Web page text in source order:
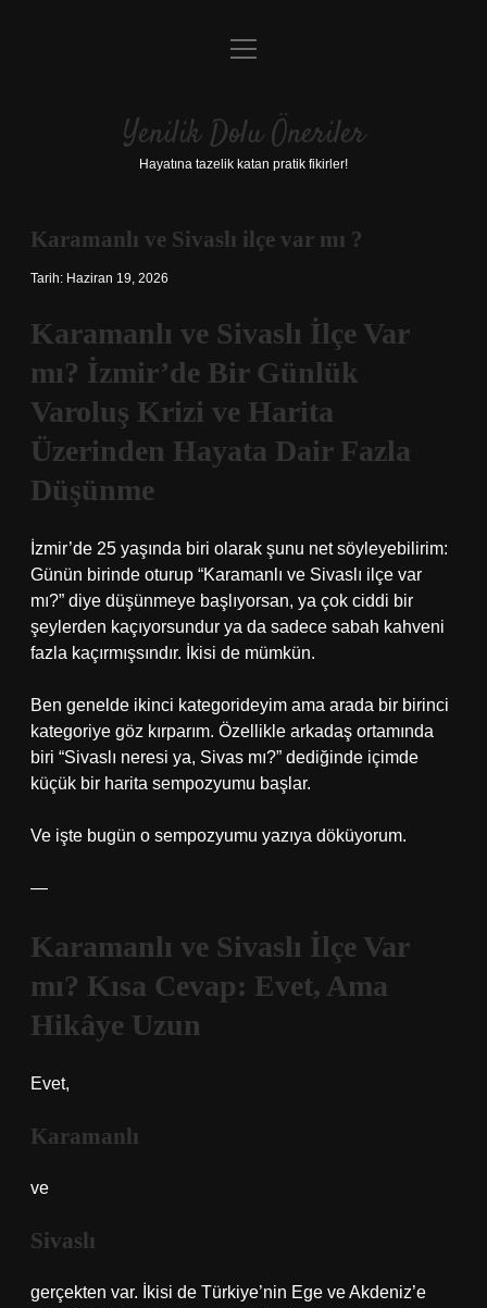
Anasayfa
Yasal Uyarı
menüyü
Yenilik Dolu Öneriler
Hayatına tazelik katan pratik fikirler!
Karamanlı ve Sivaslı ilçe var mı ?
Tarih: Haziran 19, 2026
Karamanlı ve Sivaslı İlçe Var
mı? İzmir’de Bir Günlük
Varoluş Krizi ve Harita
Üzerinden Hayata Dair Fazla
Düşünme
İzmir’de 25 yaşında biri olarak şunu net söyleyebilirim:
Günün birinde oturup “Karamanlı ve Sivaslı ilçe var
mı?” diye düşünmeye başlıyorsan, ya çok ciddi bir
şeylerden kaçıyorsundur ya da sadece sabah kahveni
fazla kaçırmışsındır. İkisi de mümkün.
Ben genelde ikinci kategorideyim ama arada bir birinci
kategoriye göz kırparım. Özellikle arkadaş ortamında
biri “Sivaslı neresi ya, Sivas mı?” dediğinde içimde
küçük bir harita sempozyumu başlar.
Ve işte bugün o sempozyumu yazıya döküyorum.
—
Karamanlı ve Sivaslı İlçe Var
mı? Kısa Cevap: Evet, Ama
Hikâye Uzun
Evet,
Karamanlı
ve
Sivaslı
gerçekten var. İkisi de Türkiye’nin Ege ve Akdeniz’e